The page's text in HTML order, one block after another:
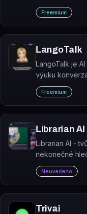
bez nutnosti
Freemium
LangoTalk
LangoTalk je
výuku
a plánuje lekce
Freemium
Librarian AI
Librarian AI -
nekonečné
dostaneš
tvých
Neuvedeno
Trivai